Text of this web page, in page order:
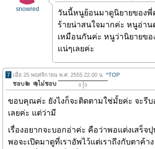
snowred
วันนี้หนูย้อนมาดูนิยายของพี่
ร้ายน่าสนใจมากค่ะ หนูอ่า
เหมือนกันค่ะ หนูว่านิยายข
แน่ๆเลยค่ะ
7 เมื่อ 25 พฤศจิกายน พ.ศ. 2555 22.00 น. ^TOP
0 0
ขอบคุณค่ะ ยังไงก็จะติดตามใช่มั้ยค่ะ จะรีบ
เลยค่ะ แต่ว่ามี
เรื่องอยากจะบอกอ่าค่ะ คือว่าพอแต่งเสร็จปุ
พอจะเปิดมาดูที่เราอัพไว้แต่เราถึงกับตาค้าง